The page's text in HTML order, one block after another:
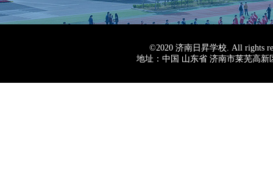
©2020 济南日昇学校. All rights
地址：中国 山东省 济南市莱芜高新